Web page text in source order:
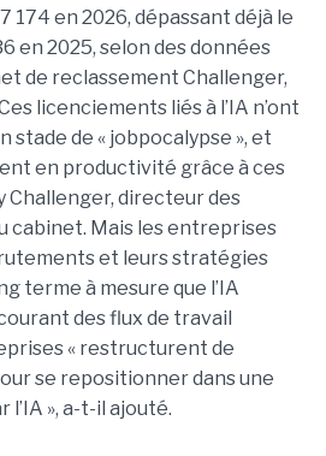
174 en 2026, dépassant déjà le
en 2025, selon des données
de reclassement Challenger,
licenciements liés à l’IA n’ont
stade de « jobpocalypse », et
en productivité grâce à ces
Challenger, directeur des
cabinet. Mais les entreprises
et leurs stratégies
terme à mesure que l’IA
des flux de travail
« restructurent de
se repositionner dans une
», a-t-il ajouté.